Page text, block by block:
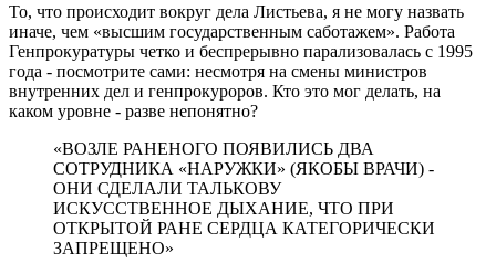
То, что происходит вокруг дела Листьева, я не могу назвать
иначе, чем «высшим государственным саботажем». Работа
Генпрокуратуры четко и беспрерывно парализовалась с 1995
года - посмотрите сами: несмотря на смены министров
внутренних дел и генпрокуроров. Кто это мог делать, на
каком уровне - разве непонятно?
«ВОЗЛЕ РАНЕНОГО ПОЯВИЛИСЬ ДВА
СОТРУДНИКА «НАРУЖКИ» (ЯКОБЫ ВРАЧИ) -
ОНИ СДЕЛАЛИ ТАЛЬКОВУ
ИСКУССТВЕННОЕ ДЫХАНИЕ, ЧТО ПРИ
ОТКРЫТОЙ РАНЕ СЕРДЦА КАТЕГОРИЧЕСКИ
ЗАПРЕЩЕНО»